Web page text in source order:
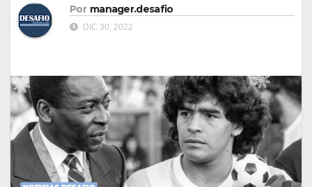
Por manager.desafio
DIC 30, 2022